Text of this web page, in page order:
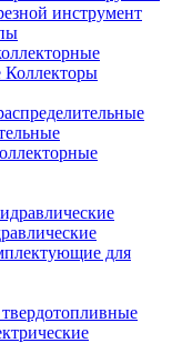
инструмент
Коллекторы
для